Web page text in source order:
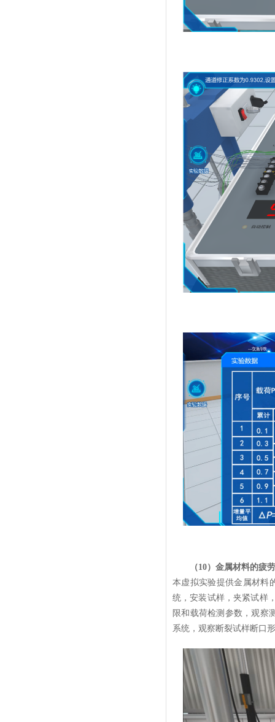
（10）金属材料的疲
本虚拟实验提供金属材料
统，安装试样，夹紧试样
限和载荷检测参数，观察
系统，观察断裂试样断口